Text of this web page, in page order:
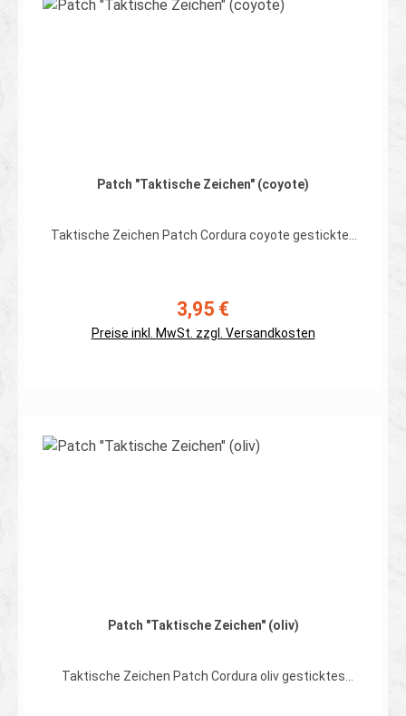
Patch "Taktische Zeichen" (coyote)
Taktische Zeichen Patch Cordura coyote gesticktes
Regulärer Preis:
3,95 €
Preise inkl. MwSt. zzgl. Versandkosten
Details
Patch "Taktische Zeichen" (oliv)
Taktische Zeichen Patch Cordura oliv gesticktes